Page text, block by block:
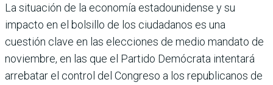
La situación de la economía estadounidense y su
impacto en el bolsillo de los ciudadanos es una
cuestión clave en las elecciones de medio mandato de
noviembre, en las que el Partido Demócrata intentará
arrebatar el control del Congreso a los republicanos de